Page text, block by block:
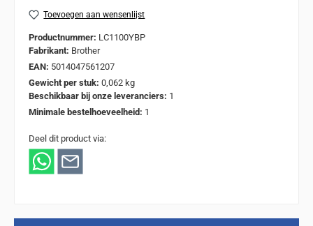
Toevoegen aan wensenlijst
Productnummer: LC1100YBP
Fabrikant: Brother
EAN: 5014047561207
Gewicht per stuk: 0,062 kg
Beschikbaar bij onze leveranciers: 1
Minimale bestelhoeveelheid: 1
Deel dit product via: